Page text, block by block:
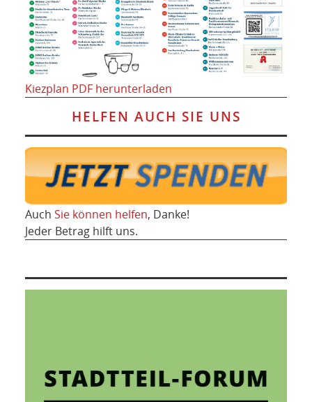
Kiezplan PDF herunterladen
HELFEN AUCH SIE UNS
Auch Sie können helfen, Danke!
Jeder Betrag hilft uns.